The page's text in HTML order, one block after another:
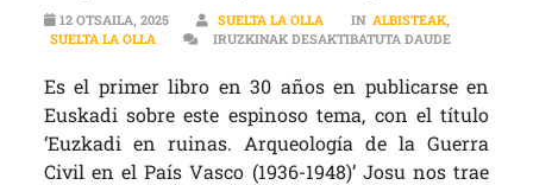
12 OTSAILA, 2025 SUELTA LA OLLA IN ALBISTEAK,
SUELTA LA OLLA
IRUZKINAK DESAKTIBATUTA DAUDEJOSU
Es el primer libro en 30 años en publicarse en
Euskadi sobre este espinoso tema, con el título
‘Euzkadi en ruinas. Arqueología de la Guerra
Civil en el País Vasco (1936-1948)’ Josu nos trae